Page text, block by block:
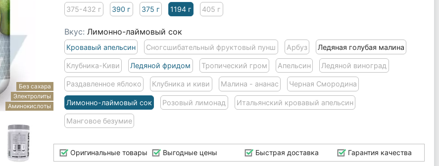
Без сахара
Электролиты
Аминокислоты
375-432 г 390 г 375 г 1194 г 405 г
Вкус: Лимонно-лаймовый сок
Кровавый апельсин Сногсшибательный фруктовый пунш Арбуз Ледяная голубая малина
Клубника-Киви Ледяной фридом Тропический гром Апельсин Ледяной виноград
Раздавленное яблоко Клубника и киви Малина - ананас Черная Смородина
Лимонно-лаймовый сок Розовый лимонад Итальянский кровавый апельсин
Манговое безумие
Оригинальные товары Выгодные цены Быстрая доставка Гарантия качества